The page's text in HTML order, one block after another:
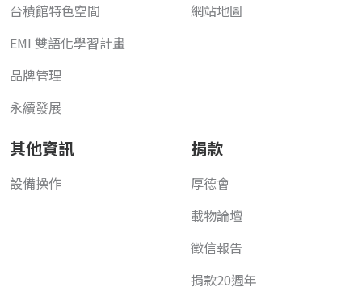
台積館特色空間
EMI 雙語化學習計畫
品牌管理
永續發展
網站地圖
其他資訊
設備操作
捐款
厚德會
載物論壇
徵信報告
捐款20週年